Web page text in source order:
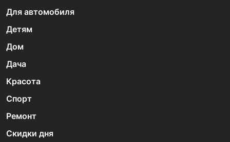
Для автомобиля
Детям
Дом
Дача
Красота
Спорт
Ремонт
Скидки дня